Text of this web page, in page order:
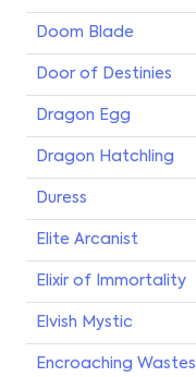
Doom Blade
Door of Destinies
Dragon Egg
Dragon Hatchling
Duress
Elite Arcanist
Elixir of Immortality
Elvish Mystic
Encroaching Wastes